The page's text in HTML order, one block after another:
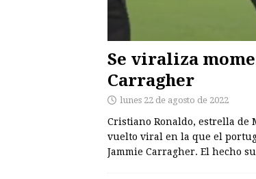
Se viraliza
Carragher
lunes 22 de agosto de 2022
Cristiano Ronaldo, estrella de
vuelto viral en la que el
Jammie Carragher. El hecho